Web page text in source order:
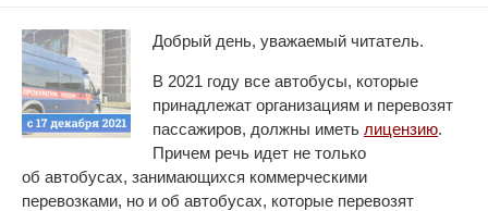
Добрый день, уважаемый читатель.
В 2021 году все автобусы, которые
принадлежат организациям и перевозят
пассажиров, должны иметь лицензию.
Причем речь идет не только
об автобусах, занимающихся коммерческими
перевозками, но и об автобусах, которые перевозят